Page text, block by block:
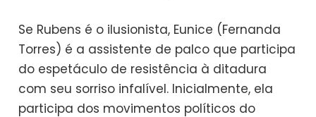
Se Rubens é o ilusionista, Eunice (Fernanda
Torres) é a assistente de palco que participa
do espetáculo de resistência à ditadura
com seu sorriso infalível. Inicialmente, ela
participa dos movimentos políticos do